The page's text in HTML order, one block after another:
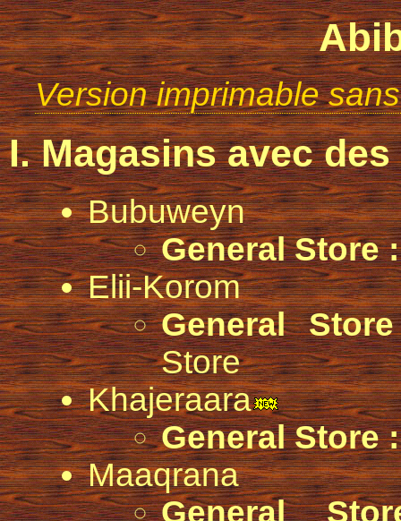
Version imprimable
I. Magasins avec
Bubuweyn
General Store :
Elii-Korom
General
Store
Khajeraara
General Store :
Maaqrana
General